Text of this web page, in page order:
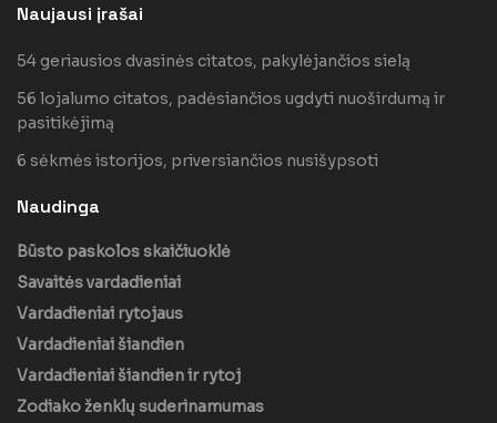
Naujausi įrašai
54 geriausios dvasinės citatos, pakylėjančios sielą
56 lojalumo citatos, padėsiančios ugdyti nuoširdumą ir
pasitikėjimą
6 sėkmės istorijos, priversiančios nusišypsoti
Naudinga
Būsto paskolos skaičiuoklė
Savaitės vardadieniai
Vardadieniai rytojaus
Vardadieniai šiandien
Vardadieniai šiandien ir rytoj
Zodiako ženklų suderinamumas